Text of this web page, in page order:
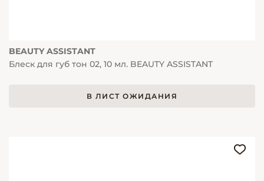
BEAUTY ASSISTANT
Блеск для губ тон 02, 10 мл. BEAUTY ASSISTANT
В ЛИСТ ОЖИДАНИЯ